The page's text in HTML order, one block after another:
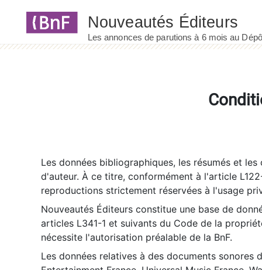
Les données bibliographiques, les résumés et
d'auteur. À ce titre, conformément à l'article
reproductions strictement réservées à l'usage
Nouveautés Éditeurs constitue une base de
articles L341-1 et suivants du Code de la
nécessite l'autorisation préalable de la BnF.
Les données relatives à des documents sonores